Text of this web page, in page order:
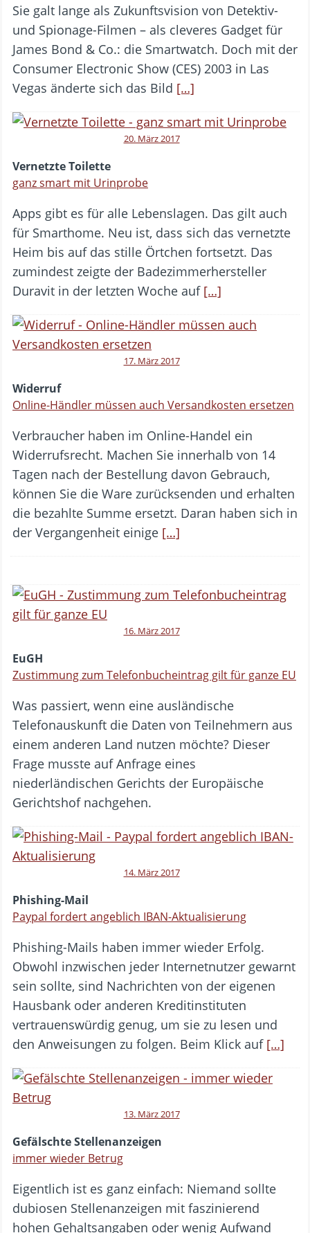
Sie galt lange als Zukunftsvision von Detektiv-
und Spionage-Filmen – als cleveres Gadget für
James Bond & Co.: die Smartwatch. Doch mit der
Consumer Electronic Show (CES) 2003 in Las
Vegas änderte sich das Bild […]
20. März 2017
Vernetzte Toilette
ganz smart mit Urinprobe
Apps gibt es für alle Lebenslagen. Das gilt auch
für Smarthome. Neu ist, dass sich das vernetzte
Heim bis auf das stille Örtchen fortsetzt. Das
zumindest zeigte der Badezimmerhersteller
Duravit in der letzten Woche auf […]
17. März 2017
Widerruf
Online-Händler müssen auch Versandkosten ersetzen
Verbraucher haben im Online-Handel ein
Widerrufsrecht. Machen Sie innerhalb von 14
Tagen nach der Bestellung davon Gebrauch,
können Sie die Ware zurücksenden und erhalten
die bezahlte Summe ersetzt. Daran haben sich in
der Vergangenheit einige […]
16. März 2017
EuGH
Zustimmung zum Telefonbucheintrag gilt für ganze EU
Was passiert, wenn eine ausländische
Telefonauskunft die Daten von Teilnehmern aus
einem anderen Land nutzen möchte? Dieser
Frage musste auf Anfrage eines
niederländischen Gerichts der Europäische
Gerichtshof nachgehen.
14. März 2017
Phishing-Mail
Paypal fordert angeblich IBAN-Aktualisierung
Phishing-Mails haben immer wieder Erfolg.
Obwohl inzwischen jeder Internetnutzer gewarnt
sein sollte, sind Nachrichten von der eigenen
Hausbank oder anderen Kreditinstituten
vertrauenswürdig genug, um sie zu lesen und
den Anweisungen zu folgen. Beim Klick auf […]
13. März 2017
Gefälschte Stellenanzeigen
immer wieder Betrug
Eigentlich ist es ganz einfach: Niemand sollte
dubiosen Stellenanzeigen mit faszinierend
hohen Gehaltsangaben oder wenig Aufwand